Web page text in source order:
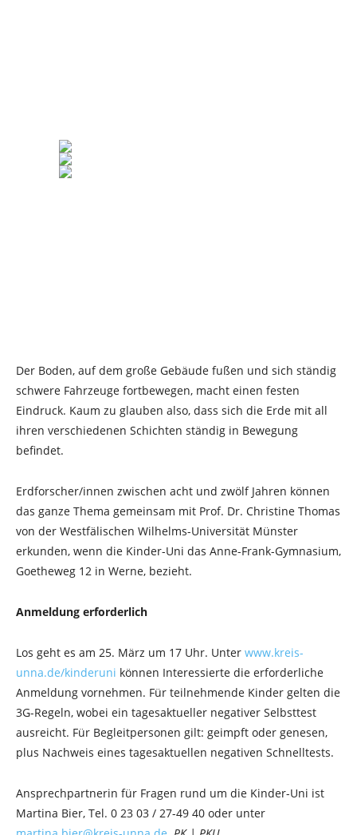
Der Boden, auf dem große Gebäude fußen und sich ständig
schwere Fahrzeuge fortbewegen, macht einen festen
Eindruck. Kaum zu glauben also, dass sich die Erde mit all
ihren verschiedenen Schichten ständig in Bewegung
befindet.
Erdforscher/innen zwischen acht und zwölf Jahren können
das ganze Thema gemeinsam mit Prof. Dr. Christine Thomas
von der Westfälischen Wilhelms-Universität Münster
erkunden, wenn die Kinder-Uni das Anne-Frank-Gymnasium,
Goetheweg 12 in Werne, bezieht.
Anmeldung erforderlich
Los geht es am 25. März um 17 Uhr. Unter www.kreis-
unna.de/kinderuni können Interessierte die erforderliche
Anmeldung vornehmen. Für teilnehmende Kinder gelten die
3G-Regeln, wobei ein tagesaktueller negativer Selbsttest
ausreicht. Für Begleitpersonen gilt: geimpft oder genesen,
plus Nachweis eines tagesaktuellen negativen Schnelltests.
Ansprechpartnerin für Fragen rund um die Kinder-Uni ist
Martina Bier, Tel. 0 23 03 / 27-49 40 oder unter